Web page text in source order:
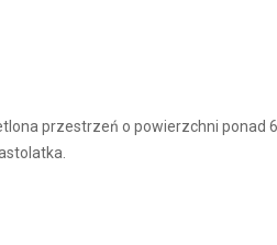
przestrzeń o powierzchni ponad